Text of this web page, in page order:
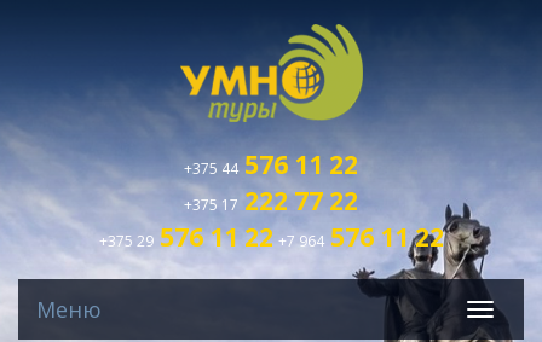
+375 44576 11 22
+375 17 222 77 22
+375 29576 11 22 +7 964576 11 22
Меню